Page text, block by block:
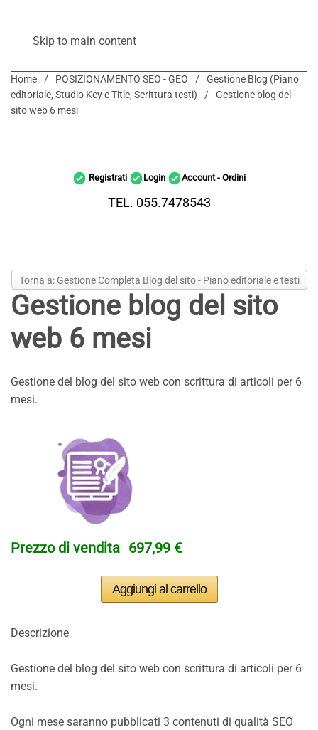
Skip to main content
Home POSIZIONAMENTO SEO - GEO
Gestione Blog (Piano
editoriale, Studio Key e Title, Scrittura testi)
Gestione blog del
sito web 6 mesi
Registrati Login Account - Ordini
TEL. 055.7478543
Torna a: Gestione Completa Blog del sito - Piano editoriale e testi
Gestione blog del sito
web 6 mesi
Gestione del blog del sito web con scrittura di articoli per 6
mesi.
Prezzo di vendita 697,99 €
Descrizione
Gestione del blog del sito web con scrittura di articoli per 6
mesi.
Ogni mese saranno pubblicati 3 contenuti di qualità SEO